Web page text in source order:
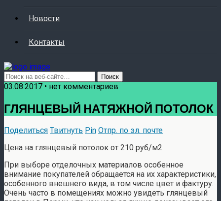
Новости
Контакты
03.08.2017 • нет комментариев
ГЛЯНЦЕВЫЙ НАТЯЖНОЙ ПОТОЛОК
Поделиться Твитнуть Pin Отпр. по эл. почте
Цена на глянцевый потолок от 210 руб/м2
При выборе отделочных материалов особенное
внимание покупателей обращается на их характеристики,
особенного внешнего вида, в том числе цвет и фактуру.
Очень часто в помещениях можно увидеть глянцевый